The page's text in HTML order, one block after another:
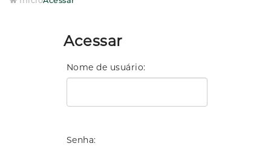
Acessar
Nome de usuário
Senha